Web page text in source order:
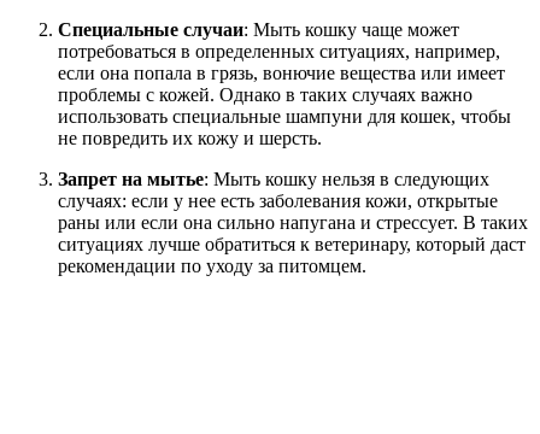
Специальные случаи: Мыть кошку чаще может
потребоваться в определенных ситуациях, например,
если она попала в грязь, вонючие вещества или имеет
проблемы с кожей. Однако в таких случаях важно
использовать специальные шампуни для кошек, чтобы
не повредить их кожу и шерсть.
Запрет на мытье: Мыть кошку нельзя в следующих
случаях: если у нее есть заболевания кожи, открытые
раны или если она сильно напугана и стрессует. В таких
ситуациях лучше обратиться к ветеринару, который даст
рекомендации по уходу за питомцем.